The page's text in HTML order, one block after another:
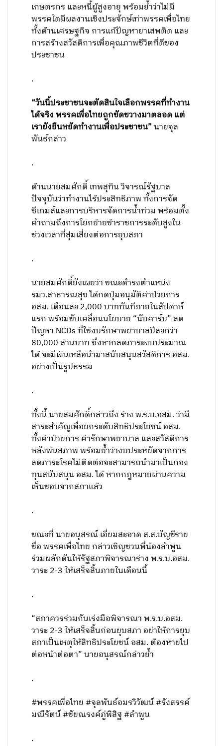
เกษตรกร และหนี้ผู้สูงอายุ พร้อมย้ำว่าไม่มี
พรรคใดมีผลงานเชิงประจักษ์เท่าพรรคเพื่อไทย
ทั้งด้านเศรษฐกิจ การแก้ปัญหายาเสพติด และ
การสร้างสวัสดิการเพื่อคุณภาพชีวิตที่ดีของ
ประชาชน
.
“วันนี้ประชาชนจะตัดสินใจเลือกพรรคที่ทำงาน
ได้จริง พรรคเพื่อไทยถูกขัดขวางมาตลอด แต่
เรายังยืนหยัดทำงานเพื่อประชาชน”นายจุล
พันธ์กล่าว
.
ด้านนายสมศักดิ์ เทพสุทิน วิจารณ์รัฐบาล
ปัจจุบันว่าทำงานไร้ประสิทธิภาพ ทั้งการจัด
ซีเกมส์และการบริหารจัดการน้ำท่วม พร้อมตั้ง
คำถามถึงการโยกย้ายข้าราชการระดับสูงใน
ช่วงเวลาที่สุ่มเสี่ยงต่อการยุบสภา
.
นายสมศักดิ์ยังเผยว่า ขณะดำรงตำแหน่ง
รมว.สาธารณสุข ได้กดปุ่มอนุมัติค่าป่วยการ
อสม. เดือนละ 2,000 บาททันทีภายในสัปดาห์
แรก พร้อมขับเคลื่อนนโยบาย “นับคาร์บ” ลด
ปัญหา NCDs ที่ใช้งบรักษาพยาบาลปีละกว่า
80,000 ล้านบาท ซึ่งหากลดภาระงบประมาณ
ได้ จะมีเงินเหลือนำมาสนับสนุนสวัสดิการ อสม.
อย่างเป็นรูปธรรม
.
ทั้งนี้ นายสมศักดิ์กล่าวถึง ร่าง พ.ร.บ.อสม. ว่ามี
สาระสำคัญเพื่อยกระดับสิทธิประโยชน์ อสม.
ทั้งค่าป่วยการ ค่ารักษาพยาบาล และสวัสดิการ
หลังพ้นสภาพ พร้อมย้ำว่างบประหยัดจากการ
ลดภาระโรคไม่ติดต่อจะสามารถนำมาเป็นกอง
ทุนสนับสนุน อสม. ได้ หากกฎหมายผ่านความ
เห็นชอบจากสภาแล้ว
.
ขณะที่ นายอนุสรณ์ เอี่ยมสะอาด ส.ส.บัญชีราย
ชื่อ พรรคเพื่อไทย กล่าวเชิญชวนพี่น้องลำพูน
ร่วมผลักดันให้รัฐสภาพิจารณาร่าง พ.ร.บ.อสม.
วาระ 2-3 ให้เสร็จสิ้นภายในเดือนนี้
.
“สภาควรร่วมกันเร่งมือพิจารณา พ.ร.บ.อสม.
วาระ 2-3 ให้เสร็จสิ้นก่อนยุบสภา อย่าให้การยุบ
สภาเป็นเหตุให้สิทธิประโยชน์ อสม. ต้องหายไป
ต่อหน้าต่อตา” นายอนุสรณ์กล่าวย้ำ
.
#พรรคเพื่อไทย #จุลพันธ์อมรวิวัฒน์ #รังสรรค์
มณีรัตน์ #ชัยณรงค์ภู่พิสิฐ #ลำพูน
.